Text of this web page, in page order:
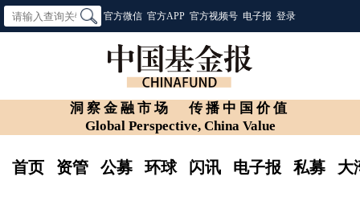
官方微信 官方APP 官方视频号 电子报 登录
洞察金融市场
传播中国价值
Global Perspective, China Value
首页 资管 公募 环球 闪讯 电子报 私募 大